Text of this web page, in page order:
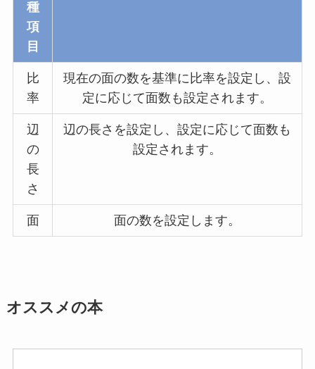
種
項
目
比
率
現在の面の数を基準に比率を設定し、設
定に応じて面数も設定されます。
辺
の
長
さ
辺の長さを設定し、設定に応じて面数も
設定されます。
面 面の数を設定します。
オススメの本